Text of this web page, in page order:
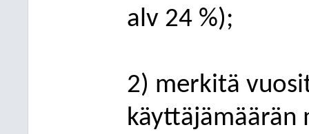
alv 24 %);
2) merkitä
käyttäjämäärän